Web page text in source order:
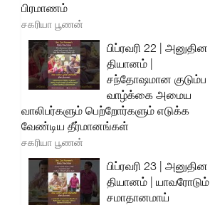
பிரமாணம்
சகரியா பூணன்
பிப்ரவரி 22 | அனுதின
தியானம் |
சந்தோஷமான குடும்ப
வாழ்க்கை அமைய
வாலிபர்களும் பெற்றோர்களும் எடுக்க
வேண்டிய தீர்மானங்கள்
சகரியா பூணன்
பிப்ரவரி 23 | அனுதின
தியானம் | யாவரோடும்
சமாதானமாய்